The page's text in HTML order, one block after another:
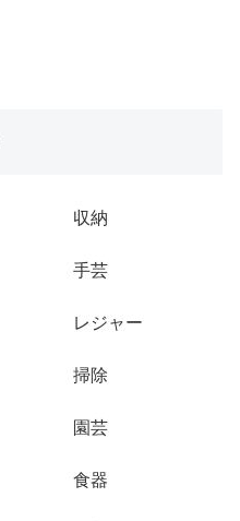
収納
手芸
レジャー
掃除
園芸
食器